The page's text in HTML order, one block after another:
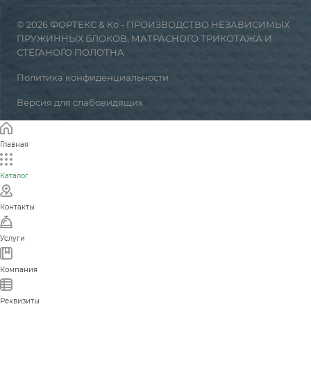
© 2026 ФОРТЕКС & Ко - ПРОИЗВОДСТВО НЕЗАВИСИМЫХ
ПРУЖИННЫХ БЛОКОВ, МАТРАСНОГО ТРИКОТАЖА И
СТЁГАНОГО ПОЛОТНА
Политика конфиденциальности
Версия для слабовидящих
Главная
Каталог
Контакты
Услуги
Компания
Реквизиты